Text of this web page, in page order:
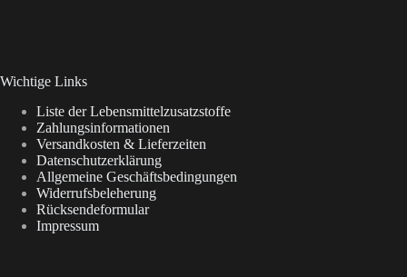
Wichtige Links
Liste der Lebensmittelzusatzstoffe
Zahlungsinformationen
Versandkosten & Lieferzeiten
Datenschutzerklärung
Allgemeine Geschäftsbedingungen
Widerrufsbeleherung
Rücksendeformular
Impressum